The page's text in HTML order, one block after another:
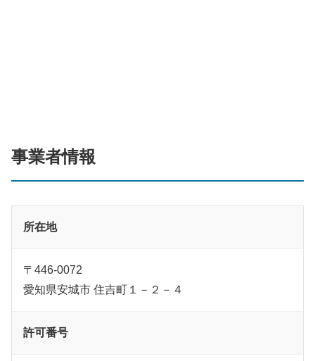
事業者情報
所在地
〒446-0072
愛知県安城市 住吉町１－２－４
許可番号